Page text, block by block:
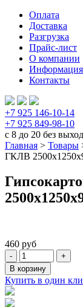
Оплата
Доставка
Разгрузка
Прайс-лист
О компании
Информация
Контакты
+7 925 146-10-14
+7 925 849-98-10
с 8 до 20 без
Главная > Товары
ГКЛВ
460 руб
В корзину
Купить в один